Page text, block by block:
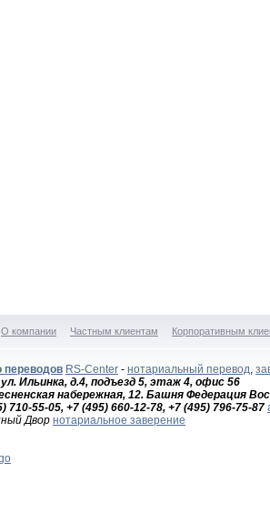
О компании Частным клиентам Корпоративным
переводов RS-Center - нотариальный перевод,
Ильинка, д.4, подъезд 5, этаж 4, офис 56
набережная, 12. Башня Федерация
710-55-05, +7 (495) 660-12-78, +7 (495) 796-75-87
Двор нотариальное заверение